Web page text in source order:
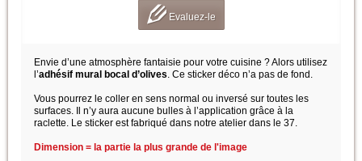
Evaluez-le
Envie d’une atmosphère fantaisie pour votre cuisine ? Alors utilisez
l’adhésif mural bocal d’olives. Ce sticker déco n’a pas de fond.
Vous pourrez le coller en sens normal ou inversé sur toutes les
surfaces. Il n’y aura aucune bulles à l’application grâce à la
raclette. Le sticker est fabriqué dans notre atelier dans le 37.
Dimension = la partie la plus grande de l'image